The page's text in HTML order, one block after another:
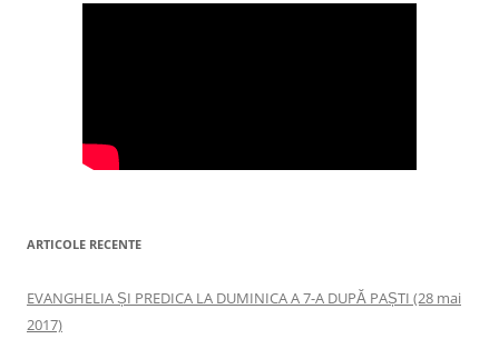
ARTICOLE RECENTE
EVANGHELIA ȘI PREDICA LA DUMINICA A 7-A DUPĂ PAȘTI (28 mai
2017)